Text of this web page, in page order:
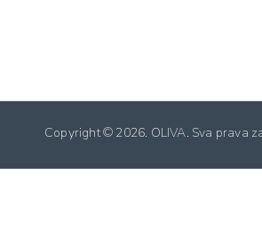
Copyright © 2026. OLIVA. Sva prava